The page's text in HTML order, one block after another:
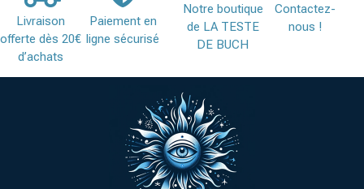
Livraison
offerte dès 20€
d’achats
Paiement en
ligne sécurisé
Notre boutique
de LA TESTE
DE BUCH
Contactez-
nous !